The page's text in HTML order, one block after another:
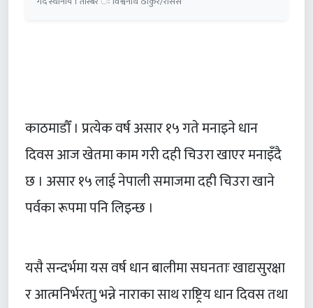
काठमाडौँ । प्रत्येक वर्ष असार १५ गते मनाइने धान
दिवस आज खेतमा काम गरी दही चिउरा खाएर मनाइँदै
छ । असार १५ लाई नेपाली समाजमा दही चिउरा खाने
पर्वका रूपमा पनि लिइन्छ ।
यसै सन्दर्भमा यस वर्ष धान बालीमा सघनताः खाद्यसुरक्षा
र आत्मनिर्भरताु भन्ने नाराका साथ राष्ट्रिय धान दिवस तथा